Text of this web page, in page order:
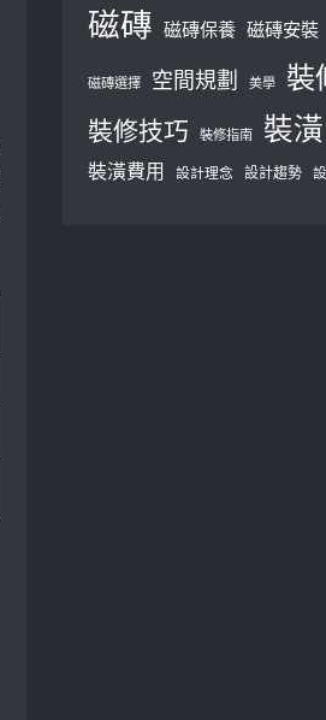
磁磚 磁磚保養 磁磚安裝
磁磚選擇 空間規劃 美學 裝
裝修技巧 裝修指南 裝潢
裝潢費用 設計理念 設計趨勢